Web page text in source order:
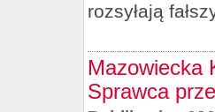
rozsyłają
Mazowiecka
Sprawca